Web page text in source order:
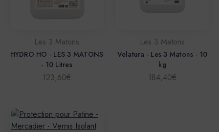
Les 3 Matons
HYDRO HO - LES 3 MATONS
- 10 Litres
123,60€
Les 3 Matons
Velatura - Les 3 Matons - 10
kg
184,40€